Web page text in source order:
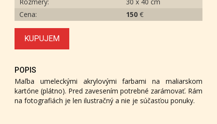
Cena:
150 €
KUPUJEM
POPIS
Maľba umeleckými akrylovými farbami na maliarskom
kartóne (plátno). Pred zavesením potrebné zarámovať. Rám
na fotografiách je len ilustračný a nie je súčasťou ponuky.